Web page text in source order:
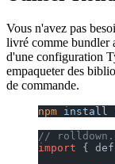
Vous n'avez pas
livré comme bundler
d'une configuration
empaqueter des
de commande.
npm install
//
import {